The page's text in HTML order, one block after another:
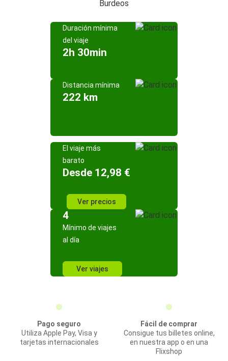
Burdeos
Duración mínima
del viaje
2h 30min
Distancia mínima
222 km
El viaje más
barato
Desde 12,98 €
Ver precios
4
Mínimo de viajes
al día
Ver viajes
Pago seguro
Utiliza Apple Pay, Visa y
tarjetas internacionales
Fácil de comprar
Consigue tus billetes online,
en nuestra app o en una
Flixshop